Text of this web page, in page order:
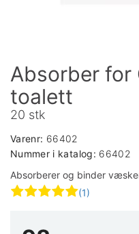
Absorber for
toalett
20 stk
Varenr: 66402
Nummer i katalog: 66402
Absorberer og binder
(1)